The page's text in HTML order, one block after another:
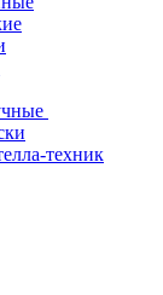
техник